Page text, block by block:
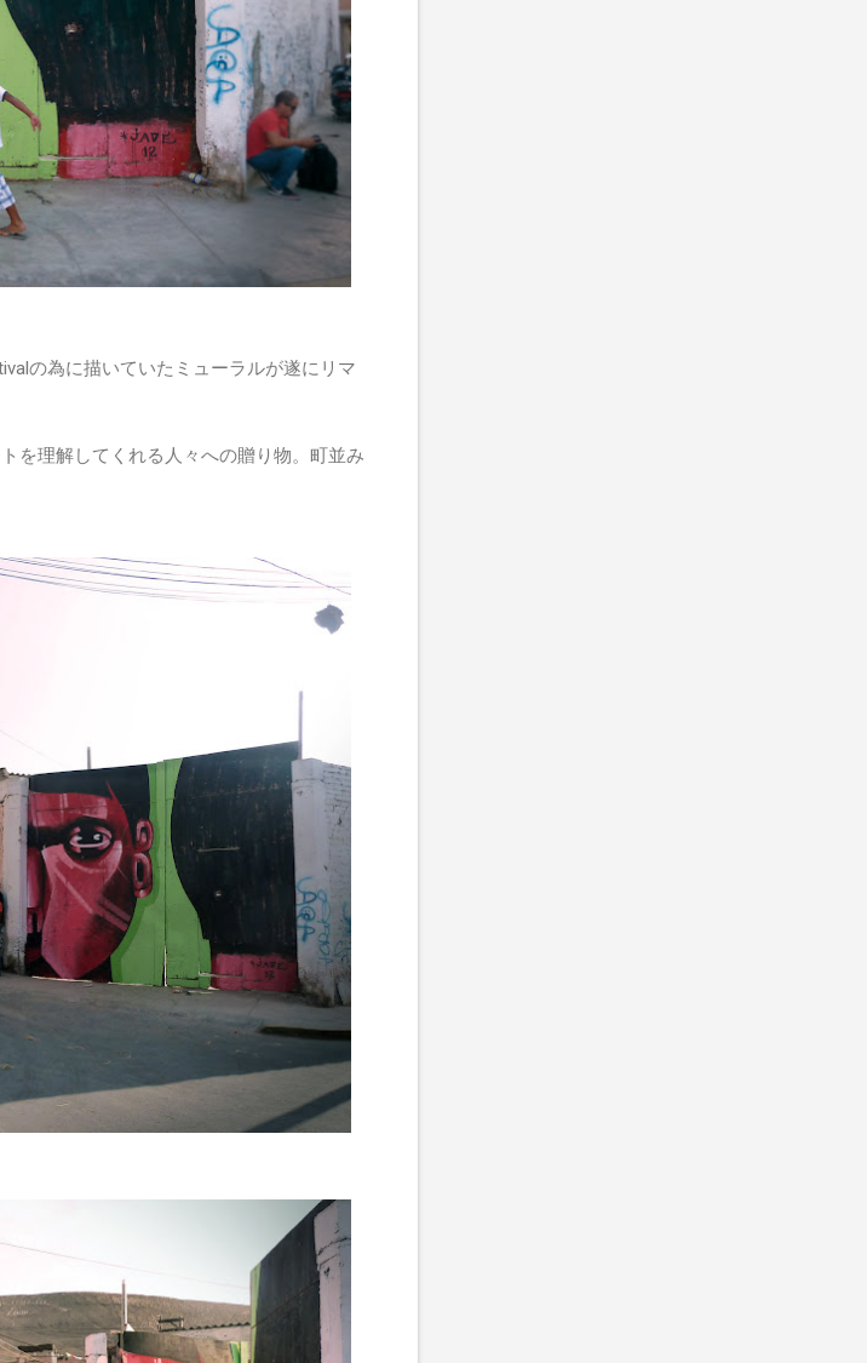
の為に描いていたミューラルが遂にリマ
を理解してくれる人々への贈り物。町並み